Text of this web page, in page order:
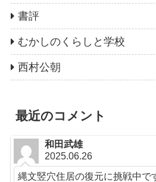
書評
むかしのくらしと学校
西村公朝
最近のコメント
和田武雄
2025.06.26
縄文竪穴住居の復元に挑戦中